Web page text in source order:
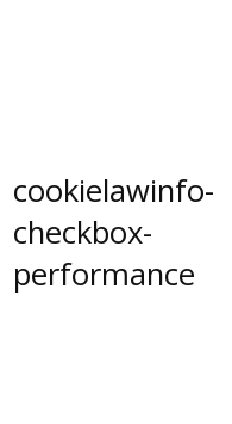
cookielawinfo-
checkbox-
performance